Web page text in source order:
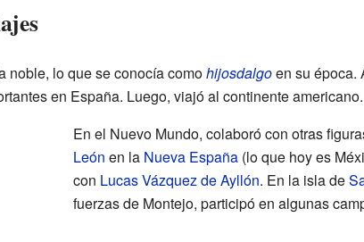
noble, lo que se conocía comohijosdalgoen su época.
en España. Luego, viajó al continente americano.
En el Nuevo Mundo, colaboró con otras
León en la Nueva España(lo que hoy es
con Lucas Vázquez de Ayllón. En la isla de
fuerzas de Montejo, participó en algunas